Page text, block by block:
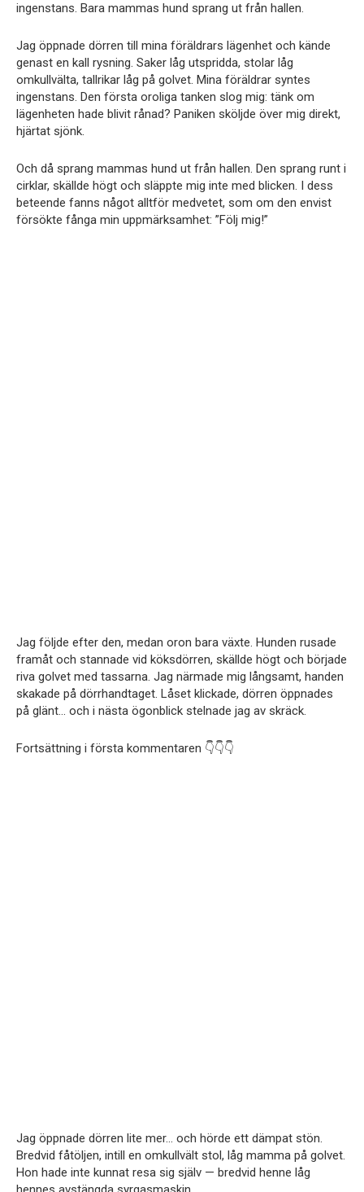
ingenstans. Bara mammas hund sprang ut från hallen.
Jag öppnade dörren till mina föräldrars lägenhet och kände
genast en kall rysning. Saker låg utspridda, stolar låg
omkullvälta, tallrikar låg på golvet. Mina föräldrar syntes
ingenstans. Den första oroliga tanken slog mig: tänk om
lägenheten hade blivit rånad? Paniken sköljde över mig direkt,
hjärtat sjönk.
Och då sprang mammas hund ut från hallen. Den sprang runt i
cirklar, skällde högt och släppte mig inte med blicken. I dess
beteende fanns något alltför medvetet, som om den envist
försökte fånga min uppmärksamhet: ”Följ mig!”
Jag följde efter den, medan oron bara växte. Hunden rusade
framåt och stannade vid köksdörren, skällde högt och började
riva golvet med tassarna. Jag närmade mig långsamt, handen
skakade på dörrhandtaget. Låset klickade, dörren öppnades
på glänt… och i nästa ögonblick stelnade jag av skräck.
Fortsättning i första kommentaren 👇👇👇
Jag öppnade dörren lite mer… och hörde ett dämpat stön.
Bredvid fåtöljen, intill en omkullvält stol, låg mamma på golvet.
Hon hade inte kunnat resa sig själv — bredvid henne låg